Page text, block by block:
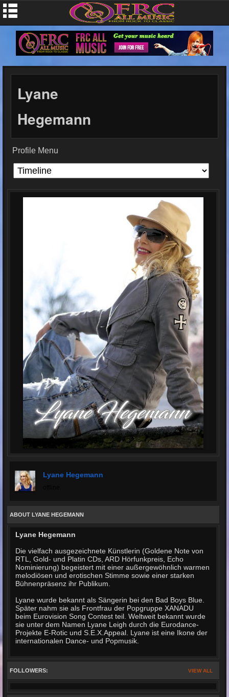
Lyane
Hegemann
Profile Menu
Lyane Hegemann
ABOUT LYANE HEGEMANN
Lyane Hegemann
Die vielfach ausgezeichnete Künstlerin (Goldene Note von
RTL, Gold- und Platin CDs, ARD Hörfunkpreis, Echo
Nominierung) begeistert mit einer außergewöhnlich warmen
melodiösen und erotischen Stimme sowie einer starken
Bühnenpräsenz ihr Publikum.
Lyane wurde bekannt als Sängerin bei den Bad Boys Blue.
Später nahm sie als Frontfrau der Popgruppe XANADU
beim Eurovision Song Contest teil. Weltweit bekannt wurde
sie unter dem Namen Lyane Leigh durch die Eurodance-
Projekte E-Rotic und S.E.X.Appeal. Lyane ist eine Ikone der
internationalen Dance- und Popmusik.
VIEW ALL
FOLLOWERS: